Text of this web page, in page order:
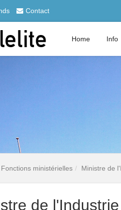
Contact
Home Info
Fonctions ministérielles Ministre de
de